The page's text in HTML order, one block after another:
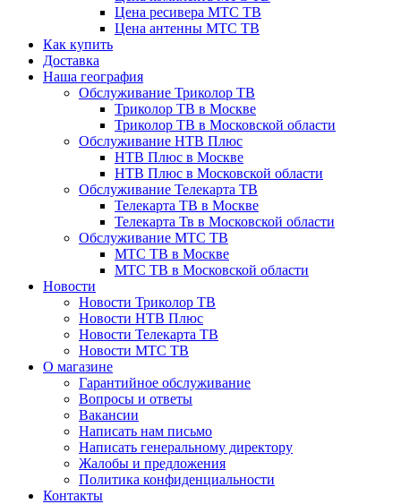
Цена ресивера МТС ТВ
Цена антенны МТС ТВ
Как купить
Доставка
Наша география
Обслуживание Триколор ТВ
Триколор ТВ в Москве
Триколор ТВ в Московской области
Обслуживание НТВ Плюс
НТВ Плюс в Москве
НТВ Плюс в Московской области
Обслуживание Телекарта ТВ
Телекарта ТВ в Москве
Телекарта Тв в Московской области
Обслуживание МТС ТВ
МТС ТВ в Москве
МТС ТВ в Московской области
Новости
Новости Триколор ТВ
Новости НТВ Плюс
Новости Телекарта ТВ
Новости МТС ТВ
О магазине
Гарантийное обслуживание
Вопросы и ответы
Вакансии
Написать нам письмо
Написать генеральному директору
Жалобы и предложения
Политика конфиденциальности
Контакты